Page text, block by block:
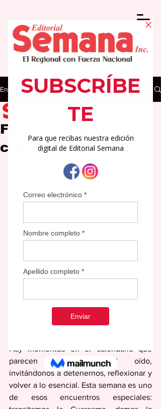
Entrada
Fe, esperanza y
compromiso.
Hay momentos en el calendario que
parecen susurrarnos al oído,
invitándonos a detenernos, reflexionar y
volver a lo esencial. Esta semana es uno
de esos encuentros especiales: